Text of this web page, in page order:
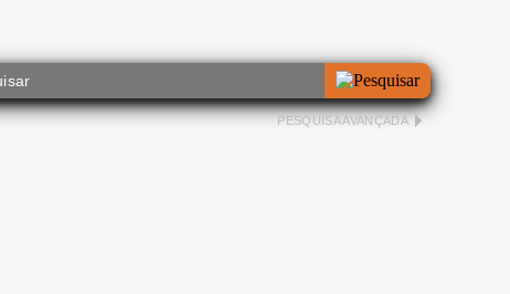
PESQUISA AVANÇADA